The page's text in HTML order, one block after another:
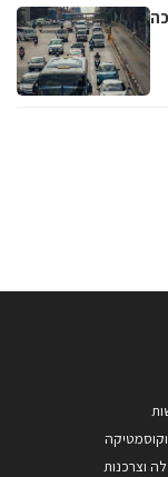
וקוסמטיקה
וצרכנות